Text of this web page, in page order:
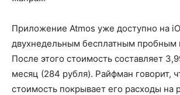
Приложение Atmos уже доступно на
двухнедельным бесплатным пробным
После этого стоимость составляет
месяц (284 рубля). Райфман говорит,
стоимость покрывает его расходы на